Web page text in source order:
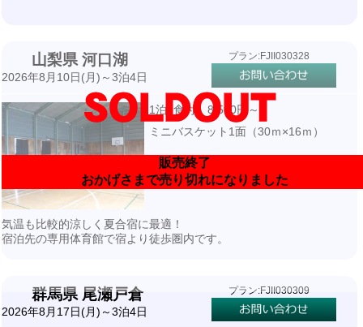
販売終了
おかげさまで売り切れになりました
山梨県 河口湖
2026年8月10日(月)～3泊4日
プラン:FJII030328
1泊3食付 8,500円～
ミニバスケット1面（30ｍ×16ｍ）
気温も比較的涼しく夏合宿に最適！
宿泊先の専用体育館で宿より徒歩圏内です。
群馬県 尾瀬戸倉
2026年8月17日(月)～3泊4日
プラン:FJII030309